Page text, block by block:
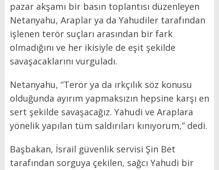
pazar akşamı bir basın toplantısı düzenleyen
Netanyahu, Araplar ya da Yahudiler tarafından
işlenen terör suçları arasından bir fark
olmadığını ve her ikisiyle de eşit şekilde
savaşacaklarını vurguladı.
Netanyahu, “Terör ya da ırkçılık söz konusu
olduğunda ayırım yapmaksızın hepsine karşı en
sert şekilde savaşacağız. Yahudi ve Araplara
yönelik yapılan tüm saldırıları kınıyorum,” dedi.
Başbakan, İsrail güvenlik servisi Şin Bet
tarafından sorguya çekilen, sağcı Yahudi bir